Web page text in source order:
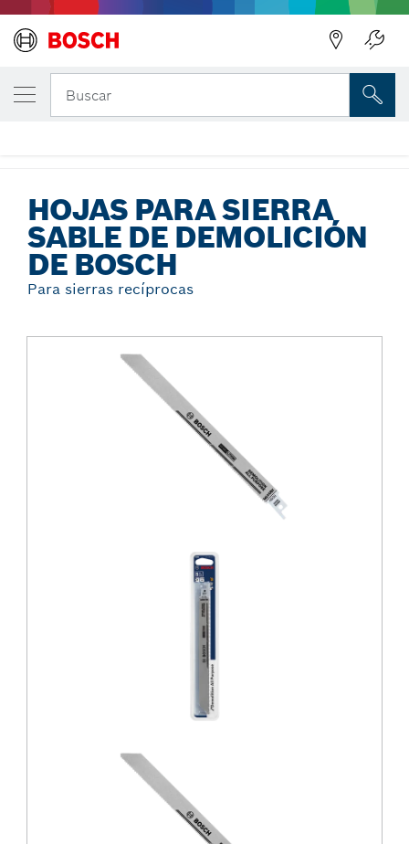
Buscar
HOJAS PARA SIERRA
SABLE DE DEMOLICIÓN
DE BOSCH
Para sierras recíprocas
TU VARIANTE SELECCIONADA
Hojas para sierra sable de demolición de
Bosch